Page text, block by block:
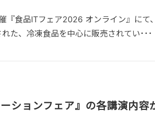
『食品ITフェア2026 オンライン』にて
た、冷凍食品を中心に販売されてい･･･
ションフェア』の各講演内容